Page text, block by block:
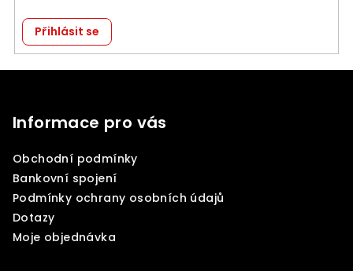
Přihlásit se
Informace pro vás
Obchodní podmínky
Bankovní spojení
Podmínky ochrany osobních údajů
Dotazy
Moje objednávka